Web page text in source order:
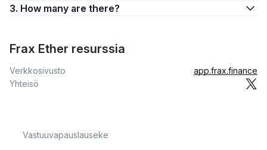
3. How many are there?
Frax Ether resurssia
Verkkosivusto
app.frax.finance
Yhteisö
Vastuuvapauslauseke